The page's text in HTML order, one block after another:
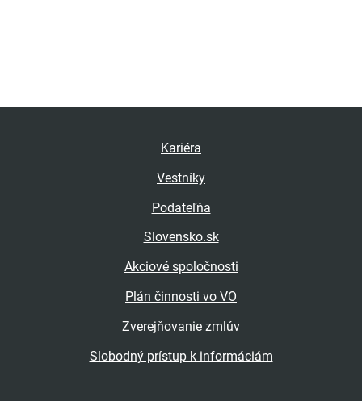
Kariéra
Vestníky
Podateľňa
Slovensko.sk
Akciové spoločnosti
Plán činnosti vo VO
Zverejňovanie zmlúv
Slobodný prístup k informáciám